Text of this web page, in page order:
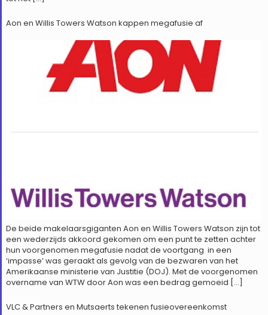
Aon en Willis Towers Watson kappen megafusie af
De beide makelaarsgiganten Aon en Willis Towers Watson zijn tot
een wederzijds akkoord gekomen om een punt te zetten achter
hun voorgenomen megafusie nadat de voortgang in een
‘impasse’ was geraakt als gevolg van de bezwaren van het
Amerikaanse ministerie van Justitie (DOJ). Met de voorgenomen
overname van WTW door Aon was een bedrag gemoeid […]
VLC & Partners en Mutsaerts tekenen fusieovereenkomst